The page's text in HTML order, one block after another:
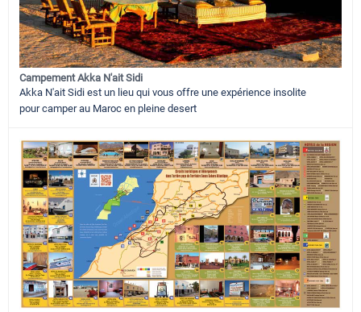
Campement Akka N'ait Sidi
Akka N'ait Sidi est un lieu qui vous offre une expérience insolite
pour camper au Maroc en pleine desert